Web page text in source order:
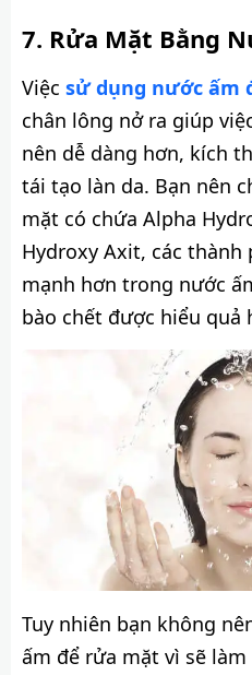
Rửa Mặt Bằng
Việc sử dụng nước ấm
chân lông nở ra giúp
nên dễ dàng hơn, kích
tái tạo làn da. Bạn nên
mặt có chứa Alpha
Hydroxy Axit, các thành
mạnh hơn trong nước
bào chết được hiểu quả
Tuy nhiên bạn không
ấm để rửa mặt vì sẽ